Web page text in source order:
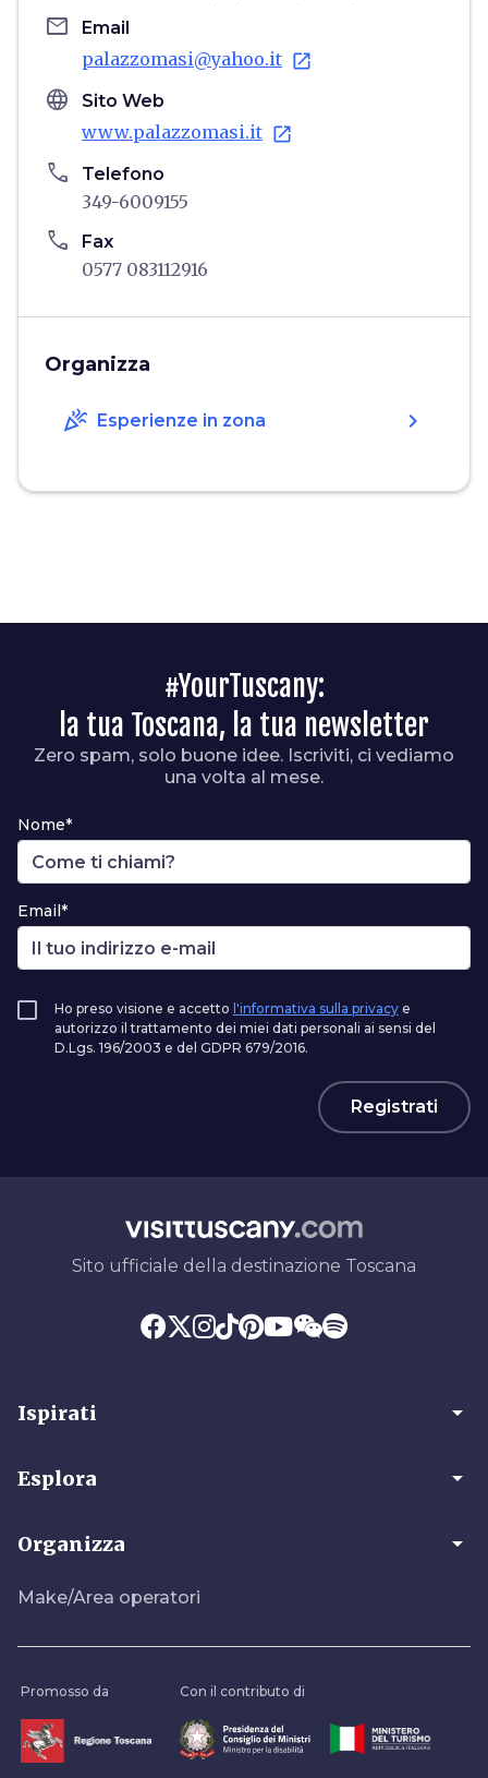
email Email
palazzomasi@yahoo.it open_in_new
language Sito Web
www.palazzomasi.it open_in_new
phone Telefono
349-6009155
phone Fax
0577 083112916
Organizza
celebration Esperienze in zona chevron_right
#YourTuscany:
la tua Toscana, la tua newsletter
Zero spam, solo buone idee. Iscriviti, ci vediamo
una volta al mese.
Nome*
Email*
Ho preso visione e accetto l'informativa sulla privacy e
autorizzo il trattamento dei miei dati personali ai sensi del
D.Lgs. 196/2003 e del GDPR 679/2016.
Registrati
Sito ufficiale della destinazione Toscana
Ispirati arrow_drop_down
Esplora arrow_drop_down
Organizza arrow_drop_down
Make/Area operatori
Promosso da Con il contributo di